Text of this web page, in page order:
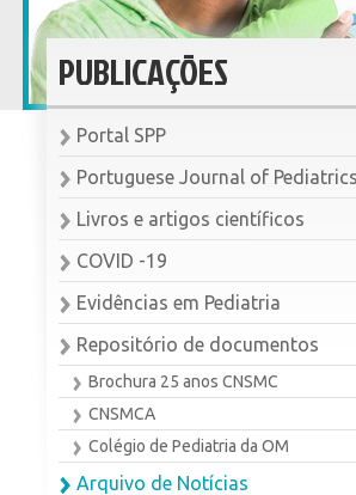
PUBLICAÇÕES
Portal SPP
Portuguese Journal of Pediatrics
Livros e artigos científicos
COVID -19
Evidências em Pediatria
Repositório de documentos
Brochura 25 anos CNSMC
CNSMCA
Colégio de Pediatria da OM
Arquivo de Notícias